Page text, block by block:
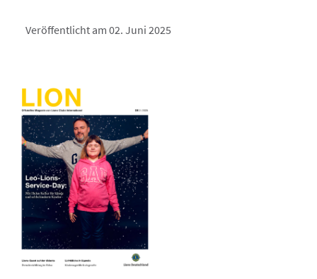
Veröffentlicht am 02. Juni 2025